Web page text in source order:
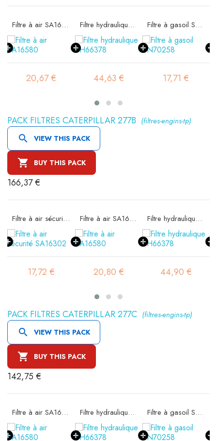
Filtre à air SA16580
20,67 €
Filtre hydraulique SH66378
44,63 €
Filtre à gasoil SN70258
17,71 €
PACK FILTRES CATERPILLAR 277B (filtres-engins-tp)
 VIEW THIS PACK
 BUY THIS PACK
166,37 €
Filtre à air sécurité SA16302
17,72 €
Filtre à air SA16580
20,80 €
Filtre hydraulique SH66378
44,90 €
PACK FILTRES CATERPILLAR 277C (filtres-engins-tp)
 VIEW THIS PACK
 BUY THIS PACK
142,75 €
Filtre à air SA16580 Filtre hydraulique SH66378 Filtre à gasoil SN70258